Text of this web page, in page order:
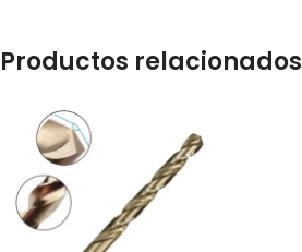
Productos relacionados